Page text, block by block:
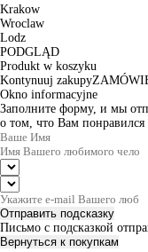
Krakow
Wroclaw
Lodz
PODGLĄD
Produkt w koszyku
Kontynuuj zakupy
Okno informacyjne
Заполните форму, и мы
о том, что Вам понравился
Отправить подсказку
Письмо с подсказкой
Вернуться к покупкам